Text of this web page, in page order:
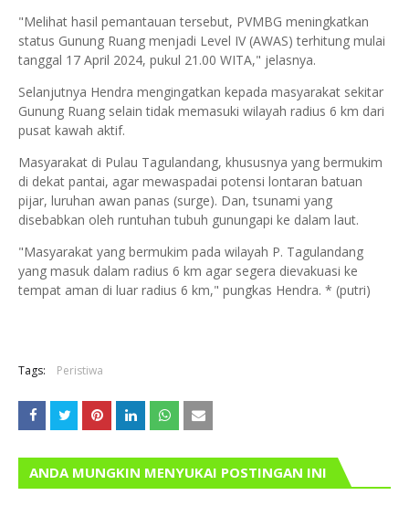
"Melihat hasil pemantauan tersebut, PVMBG meningkatkan
status Gunung Ruang menjadi Level IV (AWAS) terhitung mulai
tanggal 17 April 2024, pukul 21.00 WITA," jelasnya.
Selanjutnya Hendra mengingatkan kepada masyarakat sekitar
Gunung Ruang selain tidak memasuki wilayah radius 6 km dari
pusat kawah aktif.
Masyarakat di Pulau Tagulandang, khususnya yang bermukim
di dekat pantai, agar mewaspadai potensi lontaran batuan
pijar, luruhan awan panas (surge). Dan, tsunami yang
disebabkan oleh runtuhan tubuh gunungapi ke dalam laut.
"Masyarakat yang bermukim pada wilayah P. Tagulandang
yang masuk dalam radius 6 km agar segera dievakuasi ke
tempat aman di luar radius 6 km," pungkas Hendra. * (putri)
Tags: Peristiwa
ANDA MUNGKIN MENYUKAI POSTINGAN INI